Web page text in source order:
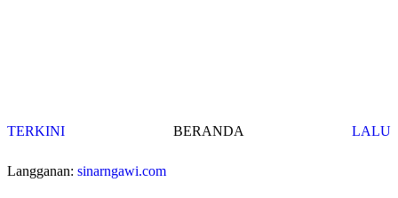
TERKINI LALU
BERANDA
Langganan: sinarngawi.com